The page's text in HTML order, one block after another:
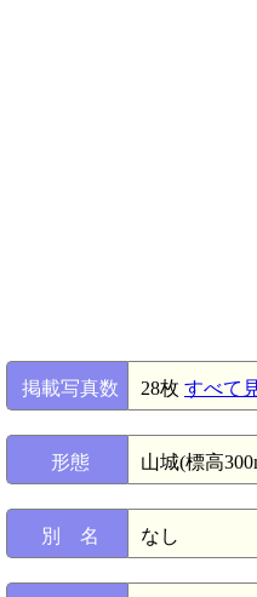
掲載写真数 28枚 すべて
形態 山城(標高
別 名 なし